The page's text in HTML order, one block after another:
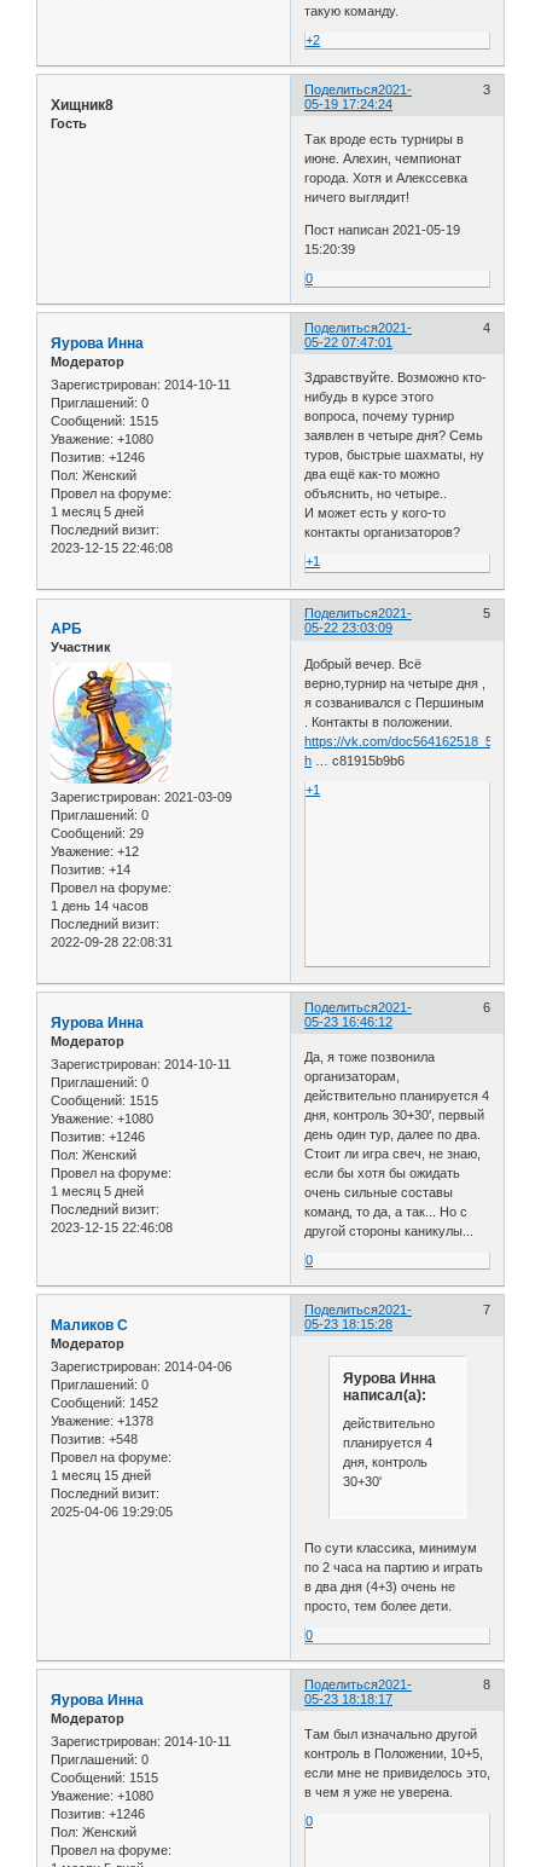
такую команду.
+2
Поделиться 3
2021-
05-19 17:24:24
Хищник8
Гость
Так вроде есть турниры в
июне. Алехин, чемпионат
города. Хотя и Алекссевка
ничего выглядит!
Пост написан 2021-05-19
15:20:39
0
Поделиться 4
2021-
05-22 07:47:01
Яурова Инна
Модератор
Зарегистрирован: 2014-10-11
Приглашений: 0
Сообщений: 1515
Уважение: +1080
Позитив: +1246
Пол: Женский
Провел на форуме:
1 месяц 5 дней
Последний визит:
2023-12-15 22:46:08
Здравствуйте. Возможно кто-
нибудь в курсе этого
вопроса, почему турнир
заявлен в четыре дня? Семь
туров, быстрые шахматы, ну
два ещё как-то можно
объяснить, но четыре..
И может есть у кого-то
контакты организаторов?
+1
Поделиться 5
2021-
05-22 23:03:09
АРБ
Участник
Зарегистрирован: 2021-03-09
Приглашений: 0
Сообщений: 29
Уважение: +12
Позитив: +14
Провел на форуме:
1 день 14 часов
Последний визит:
2022-09-28 22:08:31
Добрый вечер. Всё
верно,турнир на четыре дня ,
я созванивался с Першиным
. Контакты в положении.
https://vk.com/
h … c81915b9b6
+1
Поделиться 6
2021-
05-23 16:46:12
Яурова Инна
Модератор
Зарегистрирован: 2014-10-11
Приглашений: 0
Сообщений: 1515
Уважение: +1080
Позитив: +1246
Пол: Женский
Провел на форуме:
1 месяц 5 дней
Последний визит:
2023-12-15 22:46:08
Да, я тоже позвонила
организаторам,
действительно планируется 4
дня, контроль 30+30', первый
день один тур, далее по два.
Стоит ли игра свеч, не знаю,
если бы хотя бы ожидать
очень сильные составы
команд, то да, а так... Но с
другой стороны каникулы...
0
Поделиться 7
2021-
05-23 18:15:28
Маликов С
Модератор
Зарегистрирован: 2014-04-06
Приглашений: 0
Сообщений: 1452
Уважение: +1378
Позитив: +548
Провел на форуме:
1 месяц 15 дней
Последний визит:
2025-04-06 19:29:05
Яурова Инна
написал(а):
действительно
планируется 4
дня, контроль
30+30'
По сути классика, минимум
по 2 часа на партию и играть
в два дня (4+3) очень не
просто, тем более дети.
0
Поделиться 8
2021-
05-23 18:18:17
Яурова Инна
Модератор
Зарегистрирован: 2014-10-11
Приглашений: 0
Сообщений: 1515
Уважение: +1080
Позитив: +1246
Пол: Женский
Провел на форуме:
Там был изначально другой
контроль в Положении, 10+5,
если мне не привиделось это,
в чем я уже не уверена.
0